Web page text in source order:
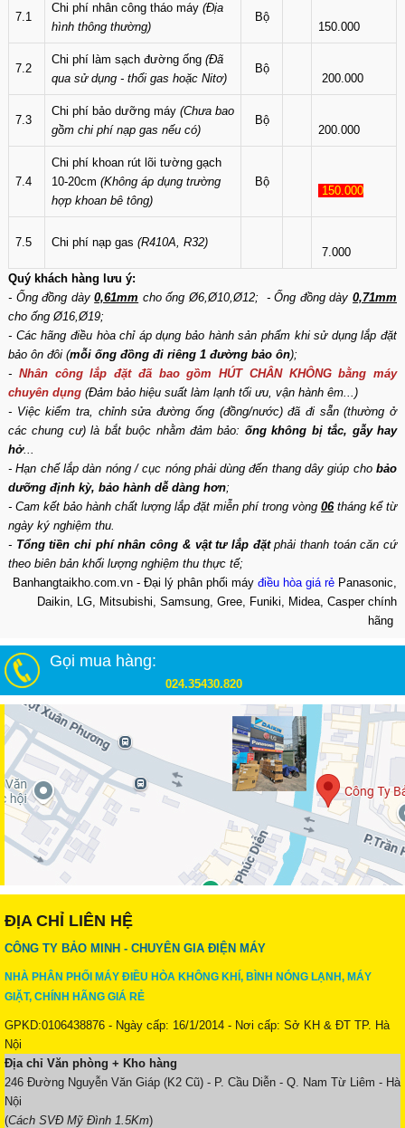
7.1
Chi phí nhân công tháo máy (Địa
hình thông thường)
Bộ
150.000
7.2
Chi phí làm sạch đường ống (Đã
qua sử dụng - thổi gas hoặc Nitơ)
Bộ
200.000
7.3
Chi phí bảo dưỡng máy (Chưa bao
gồm chi phí nạp gas nếu có)
Bộ
200.000
7.4
Chi phí khoan rút lõi tường gạch
10-20cm (Không áp dụng trường
hợp khoan bê tông)
Bộ
150.000
7.5 Chi phí nạp gas (R410A, R32)
7.000
Quý khách hàng lưu ý:
- Ống đồng dày0,61mm cho ống Ø6,Ø10,Ø12; - Ống đồng dày0,71mm
cho ống Ø16,Ø19;
- Các hãng điều hòa chỉ áp dụng bảo hành sản phẩm khi sử dụng lắp đặt
bảo ôn đôi (mỗi ống đồng đi riêng 1 đường bảo ôn);
- Nhân công lắp đặt đã bao gồm HÚT CHÂN KHÔNG bằng máy
chuyên dụng (Đảm bảo hiệu suất làm lạnh tối ưu, vận hành êm...)
- Việc kiểm tra, chỉnh sửa đường ống (đồng/nước) đã đi sẵn (thường ở
các chung cư) là bắt buộc nhằm đảm bảo: ống không bị tắc, gẫy hay
hở...
- Hạn chế lắp dàn nóng / cục nóng phải dùng đến thang dây giúp chobảo
dưỡng định kỳ, bảo hành dễ dàng hơn;
- Cam kết bảo hành chất lượng lắp đặt miễn phí trong vòng 06tháng kể từ
ngày ký nghiệm thu.
- Tổng tiền chi phí nhân công & vật tư lắp đặtphải thanh toán căn cứ
theo biên bản khối lượng nghiệm thu thực tế;
Banhangtaikho.com.vn - Đại lý phân phối máy điều hòa giá rẻ Panasonic,
Daikin, LG, Mitsubishi, Samsung, Gree, Funiki, Midea, Casper chính
hãng
Gọi mua hàng:
024.35430.820
ĐỊA CHỈ LIÊN HỆ
CÔNG TY BẢO MINH - CHUYÊN GIA ĐIỆN MÁY
NHÀ PHÂN PHỐI MÁY ĐIỀU HÒA KHÔNG KHÍ, BÌNH NÓNG LẠNH, MÁY
GIẶT, CHÍNH HÃNG GIÁ RẺ
GPKD:0106438876 - Ngày cấp: 16/1/2014 - Nơi cấp: Sở KH & ĐT TP. Hà
Nội
Địa chỉ Văn phòng + Kho hàng
246 Đường Nguyễn Văn Giáp (K2 Cũ) - P. Cầu Diễn - Q. Nam Từ Liêm - Hà
Nội
(Cách SVĐ Mỹ Đình 1.5Km)